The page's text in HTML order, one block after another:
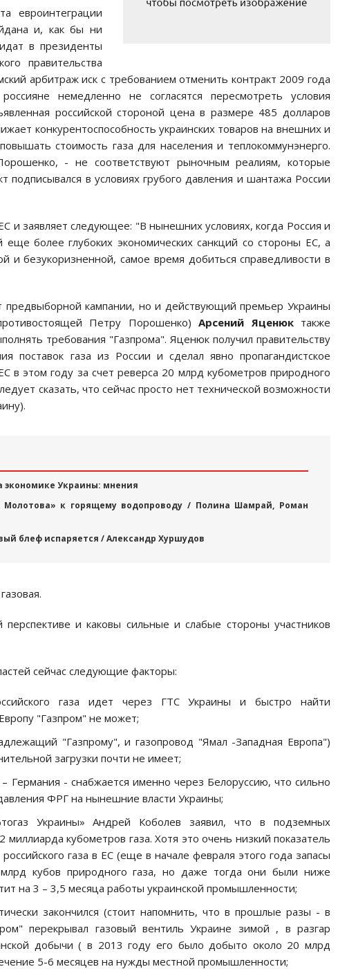
евроинтеграции
и, как бы ни
в президенты
правительства
арбитраж иск с требованием отменить контракт 2009 года
немедленно не согласятся пересмотреть условия
российской стороной цена в размере 485 долларов
конкурентоспособность украинских товаров на внешних и
стоимость газа для населения и теплокоммунэнерго.
- не соответствуют рыночным реалиям, которые
подписывался в условиях грубого давления и шантажа России
и заявляет следующее: "В нынешних условиях, когда Россия и
более глубоких экономических санкций со стороны ЕС, а
и безукоризненной, самое время добиться справедливости в
предвыборной кампании, но и действующий премьер Украины
Петру Порошенко)Арсений Яценюктакже
требования "Газпрома". Яценюк получил правительству
поставок газа из России и сделал явно пропагандистское
в этом году за счет реверса 20 млрд кубометров природного
сказать, что сейчас просто нет технической возможности
экономике Украины: мнения
к горящему водопроводу / Полина Шамрай, Роман
блеф испаряется / Александр Хуршудов
и каковы сильные и слабые стороны участников
сейчас следующие факторы:
газа идет через ГТС Украины и быстро найти
"Газпром" не может;
"Газпрому", и газопровод "Ямал -Западная Европа")
загрузки почти не имеет;
Германия - снабжается именно через Белоруссию, что сильно
ФРГ на нынешние власти Украины;
Украины» Андрей Коболев заявил, что в подземных
кубометров газа. Хотя это очень низкий показатель
газа в ЕС (еще в начале февраля этого года запасы
кубов природного газа, но даже тогда они были ниже
на 3 – 3,5 месяца работы украинской промышленности;
закончился (стоит напомнить, что в прошлые разы - в
перекрывал газовый вентиль Украине зимой , в разгар
добычи ( в 2013 году его было добыто около 20 млрд
5-6 месяцев на нужды местной промышленности;